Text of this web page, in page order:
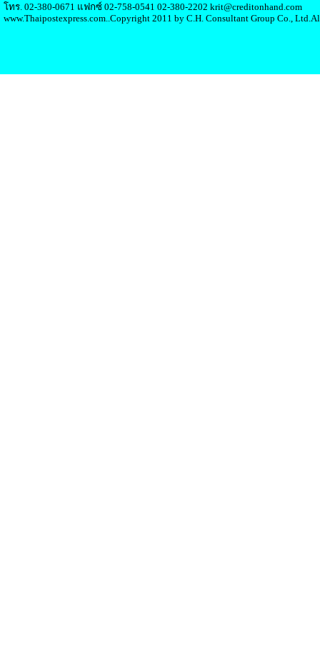
โทร. 02-380-0671 แฟกซ์ 02-758-0541 02-380-2202 krit@creditonhand.com
www.Thaipostexpress.com..Copyright 2011 by C.H. Consultant Group Co.,